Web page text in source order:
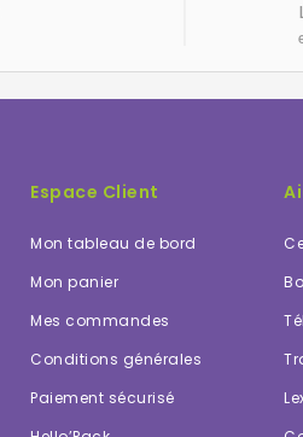
Espace Client
Mon tableau de bord
Mon panier
Mes commandes
Conditions générales
Paiement sécurisé